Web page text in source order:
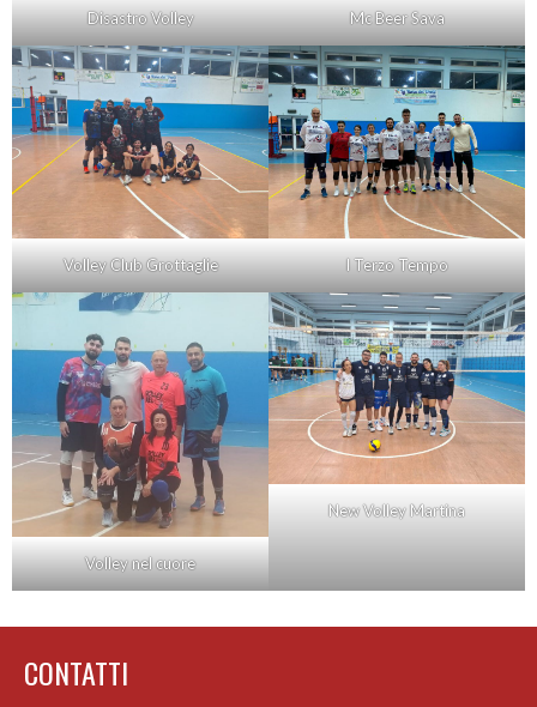
Disastro Volley Mc Beer Sava
Volley Club Grottaglie I Terzo Tempo
Volley nel cuore
New Volley Martina
CONTATTI